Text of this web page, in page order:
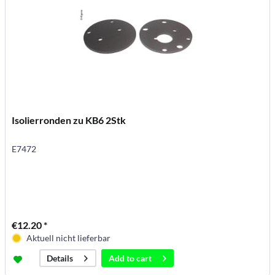
Isolierronden zu KB6 2Stk
E7472
€12.20 *
Aktuell nicht lieferbar
Details
Add tocart